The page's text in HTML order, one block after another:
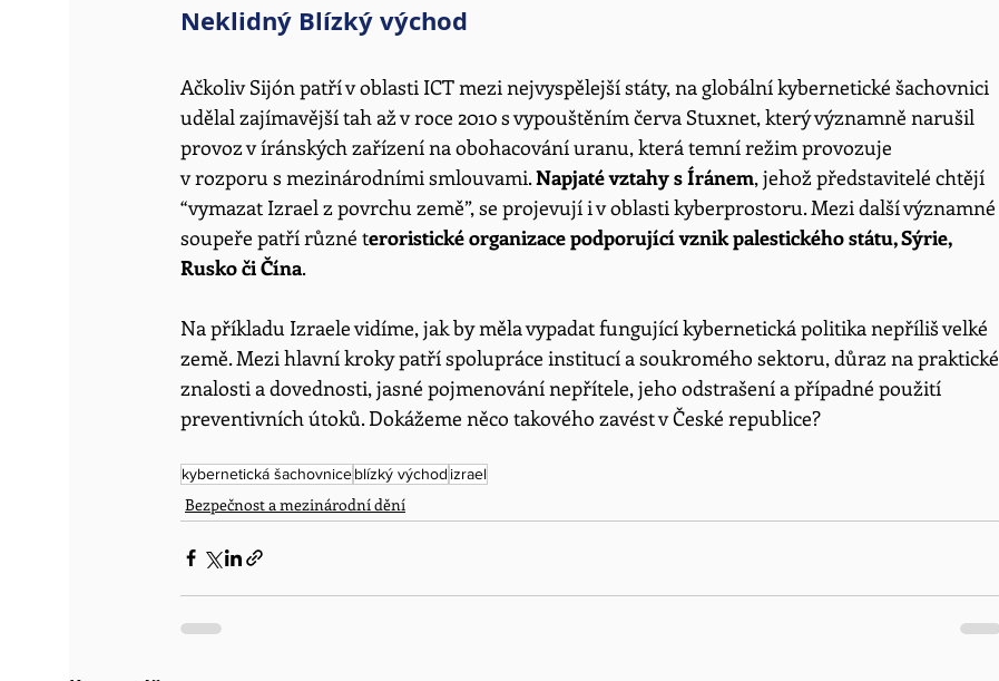
Neklidný Blízký východ
Ačkoliv Sijón patří v oblasti ICT mezi nejvyspělejší státy, na globální kybernetické šachovnici
udělal zajímavější tah až v roce 2010 s vypouštěním červa Stuxnet, který významně narušil
provoz v íránských zařízení na obohacování uranu, která temní režim provozuje
v rozporu s mezinárodními smlouvami. Napjaté vztahy s Íránem, jehož představitelé chtějí
“vymazat Izrael z povrchu země”, se projevují i v oblasti kyberprostoru. Mezi další významné
soupeře patří různé teroristické organizace podporující vznik palestického státu, Sýrie,
Rusko či Čína.
Na příkladu Izraele vidíme, jak by měla vypadat fungující kybernetická politika nepříliš velké
země. Mezi hlavní kroky patří spolupráce institucí a soukromého sektoru, důraz na praktické
znalosti a dovednosti, jasné pojmenování nepřítele, jeho odstrašení a případné použití
preventivních útoků. Dokážeme něco takového zavést v České republice?
kybernetická šachovniceblízký východ izrael
Bezpečnost a mezinárodní dění